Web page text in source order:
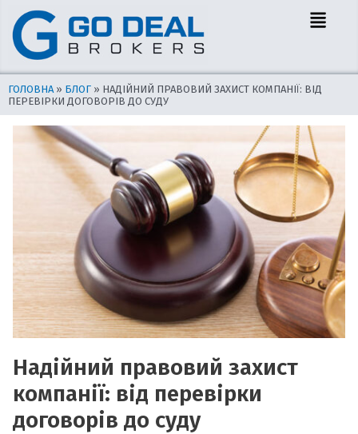
Перейти
до
вмісту
Menu
ГОЛОВНА » БЛОГ » НАДІЙНИЙ ПРАВОВИЙ ЗАХИСТ КОМПАНІЇ: ВІД
ПЕРЕВІРКИ ДОГОВОРІВ ДО СУДУ
Надійний правовий захист
компанії: від перевірки
договорів до суду
Навігація
по
запису